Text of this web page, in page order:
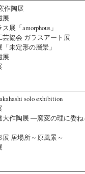
作陶展
展
展「amorphous」
芸協会 ガラスアート展
未定形の層景」
展
solo exhibition
大作陶展 ―窯変の理に委ね
居場所～原風景～